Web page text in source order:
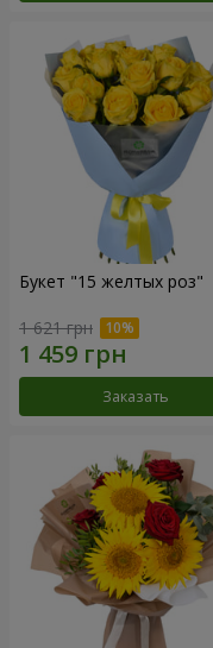
Букет "15 желтых роз"
1 621 грн
Заказать